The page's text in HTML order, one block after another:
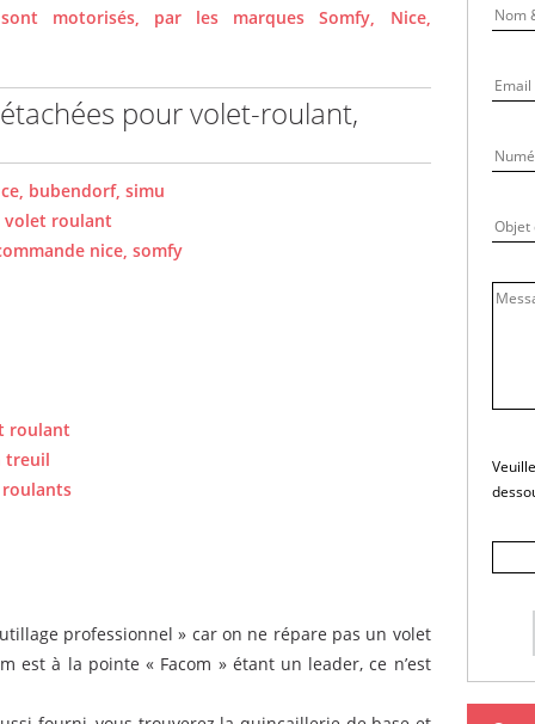
motorisés, par les marques Somfy, Nice,
pour volet-roulant,
bubendorf, simu
volet roulant
nice, somfy
roulant
treuil
roulants
professionnel » car on ne répare pas un volet
est à la pointe « Facom » étant un leader, ce n’est